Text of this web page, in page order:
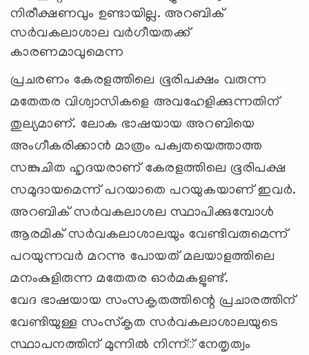
നിരീക്ഷണവും ഉണ്ടായില്ല. അറബിക്
സര്‍വകലാശാല വര്‍ഗീയതക്ക്
കാരണമാവുമെന്ന
പ്രചരണം കേരളത്തിലെ ഭൂരിപക്ഷം വരുന്ന
മതേതര വിശ്വാസികളെ അവഹേളിക്കുന്നതിന്
തുല്യമാണ്. ലോക ഭാഷയായ അറബിയെ
അംഗീകരിക്കാന്‍ മാത്രം പക്വതയെത്താത്ത
സങ്കുചിത ഹൃദയരാണ് കേരളത്തിലെ ഭൂരിപക്ഷ
സമുദായമെന്ന് പറയാതെ പറയുകയാണ് ഇവര്‍.
അറബിക് സര്‍വകലാശല സ്ഥാപിക്കുമ്പോള്‍
ആരമിക് സര്‍വകലാശാലയും വേണ്ടിവരുമെന്ന്
പറയുന്നവര്‍ മറന്നു പോയത് മലയാളത്തിലെ
മനംകുളിരുന്ന മതേതര ഓര്‍മകളുണ്ട്.
വേദ ഭാഷയായ സംസകൃതത്തിന്റെ പ്രചാരത്തിന്
വേണ്ടിയുള്ള സംസ്‌കൃത സര്‍വകലാശാലയുടെ
സ്ഥാപനത്തിന് മുന്നില്‍ നിന്ന്് നേതൃത്വം